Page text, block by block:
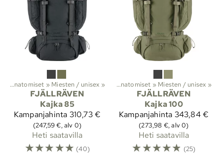
Anatomiset ‪» Miesten / unisex ‪»
FJÄLLRÄVEN
Kajka 85
Kampanjahinta 310,73 €
(247,59 €, alv 0)
Heti saatavilla
☆☆☆☆☆ (40)
Vaellus‪»Reput ja laukut‪»Rinkat Anatomiset ‪» Miesten / unisex ‪»
FJÄLLRÄVEN
Kajka 100
Kampanjahinta 343,84 €
(273,98 €, alv 0)
Heti saatavilla
☆☆☆☆☆ (25)